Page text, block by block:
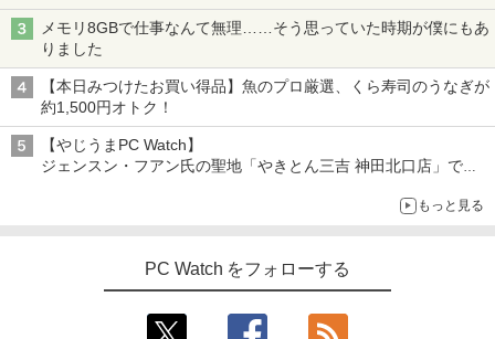
メモリ8GBで仕事なんて無理……そう思っていた時期が僕にもあ
りました
【本日みつけたお買い得品】魚のプロ厳選、くら寿司のうなぎが
約1,500円オトク！
【やじうまPC Watch】
ジェンスン・フアン氏の聖地「やきとん三吉 神田北口店」で
～コース名を変更したのはNVIDIAに怒られたからではないもっと見る
PC Watch をフォローする